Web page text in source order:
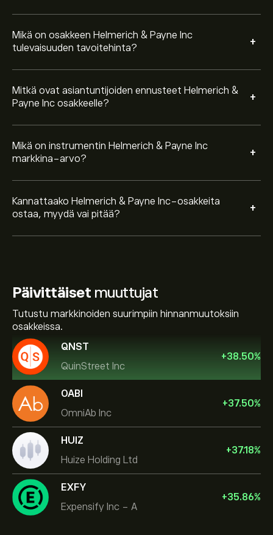
Mikä on osakkeen Helmerich & Payne Inc
tulevaisuuden tavoitehinta?
+
Mitkä ovat asiantuntijoiden ennusteet Helmerich &
Payne Inc osakkeelle?
+
Mikä on instrumentin Helmerich & Payne Inc
markkina-arvo?
+
Kannattaako Helmerich & Payne Inc-osakkeita
ostaa, myydä vai pitää?
+
Päivittäiset muuttujat
Tutustu markkinoiden suurimpiin hinnanmuutoksiin
osakkeissa.
QNST
QuinStreet Inc
+38.50%
OABI
OmniAb Inc
+37.50%
HUIZ
Huize Holding Ltd
+37.18%
EXFY
Expensify Inc - A
+35.86%